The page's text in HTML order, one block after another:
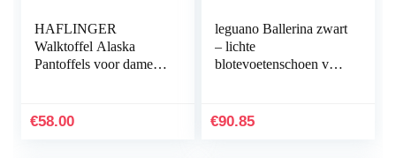
HAFLINGER
Walktoffel Alaska
Pantoffels voor dames,
€58.00
leguano Ballerina zwart
– lichte
blotevoetenschoen voor
€90.85